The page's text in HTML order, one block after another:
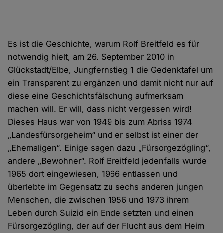
Es ist die Geschichte, warum Rolf Breitfeld es für
notwendig hielt, am 26. September 2010 in
Glückstadt/Elbe, Jungfernstieg 1 die Gedenktafel um
ein Transparent zu ergänzen und damit nicht nur auf
diese eine Geschichtsfälschung aufmerksam
machen will. Er will, dass nicht vergessen wird!
Dieses Haus war von 1949 bis zum Abriss 1974
„Landesfürsorgeheim“ und er selbst ist einer der
„Ehemaligen“. Einige sagen dazu „Fürsorgezögling“,
andere „Bewohner“. Rolf Breitfeld jedenfalls wurde
1965 dort eingewiesen, 1966 entlassen und
überlebte im Gegensatz zu sechs anderen jungen
Menschen, die zwischen 1956 und 1973 ihrem
Leben durch Suizid ein Ende setzten und einen
Fürsorgezögling, der auf der Flucht aus dem Heim